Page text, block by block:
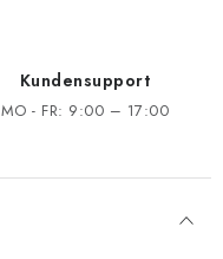
Kundensupport
MO - FR: 9:00 – 17:00